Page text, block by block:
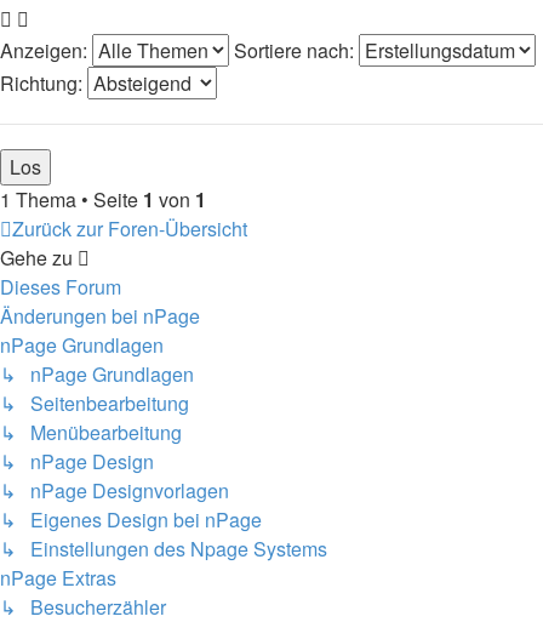
Anzeigen:
Sortiere nach:
Richtung:
1 Thema • Seite 1 von 1
Zurück zur Foren-Übersicht
Gehe zu
Dieses Forum
Änderungen bei nPage
nPage Grundlagen
↳ nPage Grundlagen
↳ Seitenbearbeitung
↳ Menübearbeitung
↳ nPage Design
↳ nPage Designvorlagen
↳ Eigenes Design bei nPage
↳ Einstellungen des Npage Systems
nPage Extras
↳ Besucherzähler